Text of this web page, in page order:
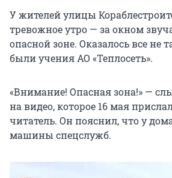
У жителей улицы
тревожное утро — за окном
опасной зоне. Оказалось все не
были учения АО «Теплосеть».
«Внимание! Опасная зона!» —
на видео, которое 16 мая
читатель. Он пояснил, что у
машины спецслужб.